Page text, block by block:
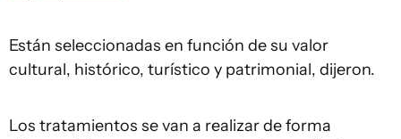
Están seleccionadas en función de su valor
cultural, histórico, turístico y patrimonial, dijeron.
Los tratamientos se van a realizar de forma